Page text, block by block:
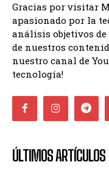
Gracias por visitar
apasionado por la
análisis objetivos
de nuestros
nuestro canal de
tecnología!
ÚLTIMOS ARTÍCULOS